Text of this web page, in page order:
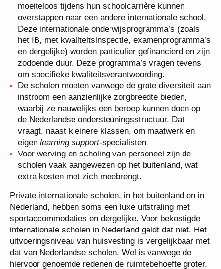
moeiteloos tijdens hun schoolcarrière kunnen
overstappen naar een andere internationale school.
Deze internationale onderwijsprogramma’s (zoals
het IB, met kwaliteitsinspectie, examenprogramma’s
en dergelijke) worden particulier gefinancierd en zijn
zodoende duur. Deze programma’s vragen tevens
om specifieke kwaliteitsverantwoording.
De scholen moeten vanwege de grote diversiteit aan
instroom een aanzienlijke zorgbreedte bieden,
waarbij ze nauwelijks een beroep kunnen doen op
de Nederlandse ondersteuningsstructuur. Dat
vraagt, naast kleinere klassen, om maatwerk en
eigen learning support-specialisten.
Voor werving en scholing van personeel zijn de
scholen vaak aangewezen op het buitenland, wat
extra kosten met zich meebrengt.
Private internationale scholen, in het buitenland en in
Nederland, hebben soms een luxe uitstraling met
sportaccommodaties en dergelijke. Voor bekostigde
internationale scholen in Nederland geldt dat niet. Het
uitvoeringsniveau van huisvesting is vergelijkbaar met
dat van Nederlandse scholen. Wel is vanwege de
hiervoor genoemde redenen de ruimtebehoefte groter.